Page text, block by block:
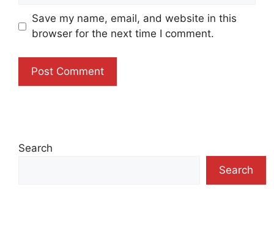
Save my name, email, and website in this
browser for the next time I comment.
Search
Search